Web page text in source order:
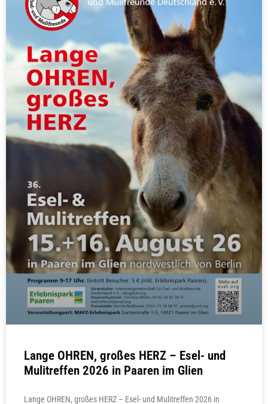
Lange OHREN, großes HERZ – Esel- und
Mulitreffen 2026 in Paaren im Glien
Lange OHREN, großes HERZ – Esel- und Mulitreffen 2026 in